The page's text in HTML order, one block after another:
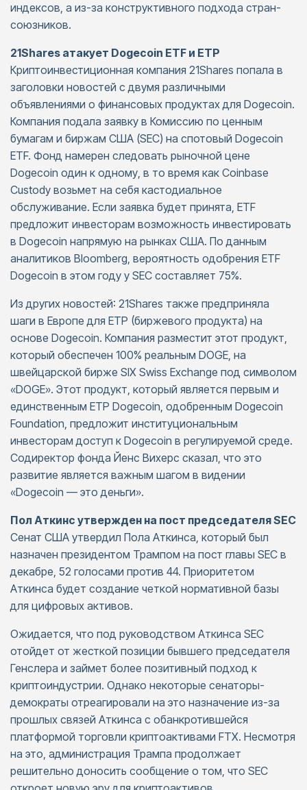
индексов, а из-за конструктивного подхода стран-
союзников.
21Shares атакует Dogecoin ETF и ETP
Криптоинвестиционная компания 21Shares попала в
заголовки новостей с двумя различными
объявлениями о финансовых продуктах для Dogecoin.
Компания подала заявку в Комиссию по ценным
бумагам и биржам США (SEC) на спотовый Dogecoin
ETF. Фонд намерен следовать рыночной цене
Dogecoin один к одному, в то время как Coinbase
Custody возьмет на себя кастодиальное
обслуживание. Если заявка будет принята, ETF
предложит инвесторам возможность инвестировать
в Dogecoin напрямую на рынках США. По данным
аналитиков Bloomberg, вероятность одобрения ETF
Dogecoin в этом году у SEC составляет 75%.
Из других новостей: 21Shares также предприняла
шаги в Европе для ETP (биржевого продукта) на
основе Dogecoin. Компания разместит этот продукт,
который обеспечен 100% реальным DOGE, на
швейцарской бирже SIX Swiss Exchange под символом
«DOGE». Этот продукт, который является первым и
единственным ETP Dogecoin, одобренным Dogecoin
Foundation, предложит институциональным
инвесторам доступ к Dogecoin в регулируемой среде.
Содиректор фонда Йенс Вихерс сказал, что это
развитие является важным шагом в видении
«Dogecoin — это деньги».
Пол Аткинс утвержден на пост председателя SEC
Сенат США утвердил Пола Аткинса, который был
назначен президентом Трампом на пост главы SEC в
декабре, 52 голосами против 44. Приоритетом
Аткинса будет создание четкой нормативной базы
для цифровых активов.
Ожидается, что под руководством Аткинса SEC
отойдет от жесткой позиции бывшего председателя
Генслера и займет более позитивный подход к
криптоиндустрии. Однако некоторые сенаторы-
демократы отреагировали на это назначение из-за
прошлых связей Аткинса с обанкротившейся
платформой торговли криптоактивами FTX. Несмотря
на это, администрация Трампа продолжает
решительно доносить сообщение о том, что SEC